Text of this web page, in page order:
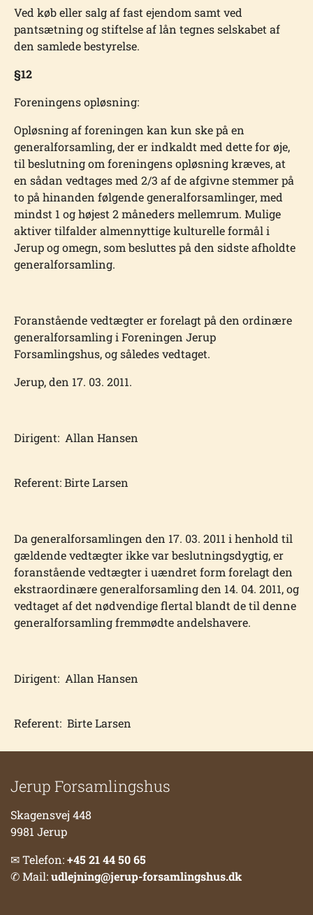
Ved køb eller salg af fast ejendom samt ved
pantsætning og stiftelse af lån tegnes selska­bet af
den samlede bestyrelse.
§12
Foreningens opløsning:
Opløsning af foreningen kan kun ske på en
generalforsamling, der er indkaldt med dette for øje,
til beslutning om foreningens opløsning kræves, at
en sådan vedtages med 2/3 af de afgivne stemmer på
to på hinanden følgende generalforsamlinger, med
mindst 1 og højest 2 måneders mellemrum. Mulige
aktiver tilfalder almennyttige kulturelle formål i
Jerup og omegn, som besluttes på den sidste afholdte
generalforsamling.
Foranstående vedtægter er forelagt på den ordinære
generalfor­samling i Foreningen Jerup
Forsamlingshus, og således vedta­get.
Jerup, den 17. 03. 2011.
Dirigent: Allan Hansen
Referent: Birte Larsen
Da generalforsamlingen den 17. 03. 2011 i henhold til
gæl­dende vedtægter ikke var beslutningsdygtig, er
foranstående vedtægter i uændret form forelagt den
ekstraordinære generalforsamling den 14. 04. 2011, og
vedtaget af det nødvendige flertal blandt de til denne
generalforsamling fremmødte andelshavere.
Dirigent: Allan Hansen
Referent: Birte Larsen
Jerup Forsamlingshus
Skagensvej 448
9981 Jerup
✉ Telefon:+45 21 44 50 65
✆ Mail:udlejning@jerup-forsamlingshus.dk